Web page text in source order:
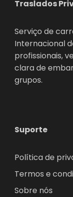
Traslados
Serviço de
Internacional
profissionais,
clara de
grupos.
Suporte
Política de
Termos e
Sobre nós